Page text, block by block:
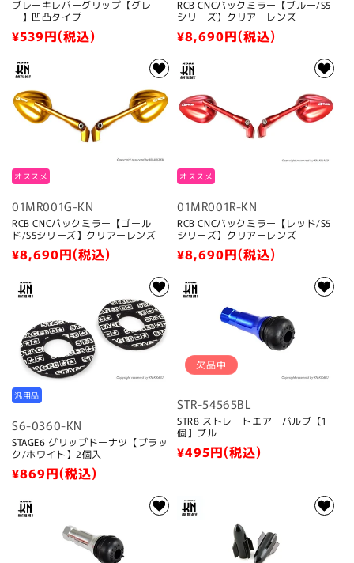
ブレーキレバーグリップ【グレ
ー】凹凸タイプ
通
価
格
¥539円(税込)
RCB CNCバックミラー【ブルー/S5
シリーズ】クリアーレンズ
通
価
格
¥8,690円(税込)
オススメ
01MR001G-KN
RCB CNCバックミラー【ゴール
ド/S5シリーズ】クリアーレンズ
通
価
¥8,690円(税込)
オススメ
01MR001R-KN
RCB CNCバックミラー【レッド/S5
シリーズ】クリアーレンズ
通
価
¥8,690円(税込)
汎用品
S6-0360-KN
STAGE6 グリップドーナツ【ブラッ
ク/ホワイト】2個入
通
価
¥869円(税込)
欠品中
STR-54565BL
STR8 ストレートエアーバルブ【1
個】ブルー
通
格
¥495円(税込)